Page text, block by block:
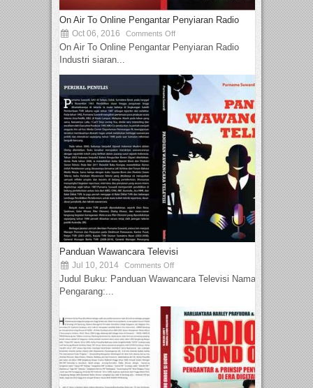
On Air To Online Pengantar Penyiaran Radio
Oct 06, 2016 Comments Off
On Air To Online Pengantar Penyiaran Radio
Industri siaran...
Panduan Wawancara Televisi
Jul 10, 2014 Comments Off
Judul Buku: Panduan Wawancara Televisi Nama
Pengarang:...